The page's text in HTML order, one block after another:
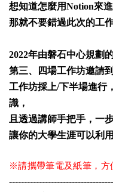
想知道怎麼用Notion來
那就不要錯過此次的工
2022年由磐石中心規劃
第三、四場工作坊邀請到
工作坊採上/下半場進行
識，
且透過講師手把手，一
讓你的大學生涯可以利
※請攜帶筆電及紙筆，方